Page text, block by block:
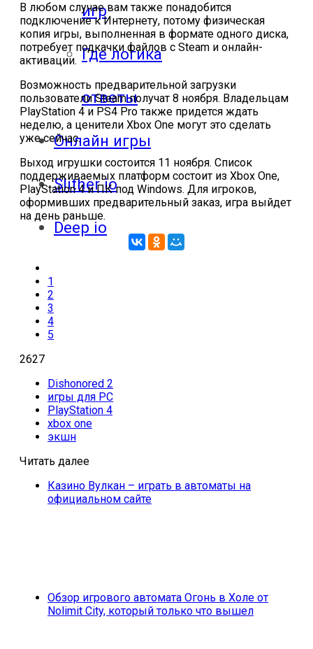
игр
Где логика
ответы
Онлайн игры
Slither io
Deep io
В любом случае вам также понадобится
подключение к Интернету, потому физическая
копия игры, выполненная в формате одного диска,
потребует подкачки файлов с Steam и онлайн-
активации.
Возможность предварительной загрузки
пользователи Steam получат 8 ноября. Владельцам
PlayStation 4 и PS4 Pro также придется ждать
неделю, а ценители Xbox One могут это сделать
уже сейчас.
Выход игрушки состоится 11 ноября. Список
поддерживаемых платформ состоит из Xbox One,
PlayStation 4 и ПК под Windows. Для игроков,
оформивших предварительный заказ, игра выйдет
на день раньше.
1
2
3
4
5
2627
Dishonored 2
игры для PC
PlayStation 4
xbox one
экшн
Читать далее
Казино Вулкан – играть в автоматы на
официальном сайте
Обзор игрового автомата Огонь в Холе от
Nolimit City, который только что вышел